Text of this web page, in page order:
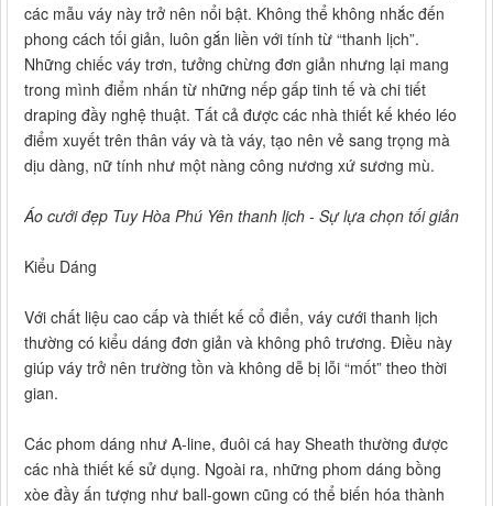
các mẫu váy này trở nên nổi bật. Không thể không nhắc đến
phong cách tối giản, luôn gắn liền với tính từ “thanh lịch”.
Những chiếc váy trơn, tưởng chừng đơn giản nhưng lại mang
trong mình điểm nhấn từ những nếp gấp tinh tế và chi tiết
draping đầy nghệ thuật. Tất cả được các nhà thiết kế khéo léo
điểm xuyết trên thân váy và tà váy, tạo nên vẻ sang trọng mà
dịu dàng, nữ tính như một nàng công nương xứ sương mù.
Áo cưới đẹp Tuy Hòa Phú Yên thanh lịch - Sự lựa chọn tối giản
Kiểu Dáng
Với chất liệu cao cấp và thiết kế cổ điển, váy cưới thanh lịch
thường có kiểu dáng đơn giản và không phô trương. Điều này
giúp váy trở nên trường tồn và không dễ bị lỗi “mốt” theo thời
gian.
Các phom dáng như A-line, đuôi cá hay Sheath thường được
các nhà thiết kế sử dụng. Ngoài ra, những phom dáng bồng
xòe đầy ấn tượng như ball-gown cũng có thể biến hóa thành